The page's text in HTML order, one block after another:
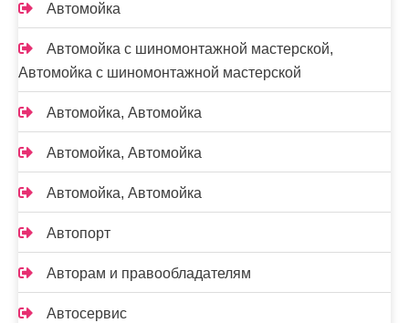
Автомойка
Автомойка с шиномонтажной мастерской,
Автомойка с шиномонтажной мастерской
Автомойка, Автомойка
Автомойка, Автомойка
Автомойка, Автомойка
Автопорт
Авторам и правообладателям
Автосервис